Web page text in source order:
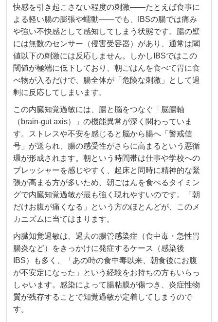
快感を引き起こさない程度の刺激——たとえば食事に
よる軽い腸の膨張や蠕動——でも、IBSの腸では痛み
や強い不快感として感知してしまう状態です。腸の壁
には無数のセンサー（侵害受容器）があり、通常は閾
値以下の刺激には反応しません。しかしIBSではこの
閾値が極端に低下しており、朝ごはんを食べて胃に食
べ物が入るだけで、腸全体が「危険な刺激」として過
剰に反応してしまいます。
この内臓知覚過敏には、腸と脳をつなぐ「脳腸軸
（brain-gut axis）」の機能異常が深く関わっていま
す。ストレスや不安を感じると脳から腸へ「警戒信
号」が送られ、腸の感受性がさらに高まるという悪循
環が形成されます。朝という時間帯は仕事や学校への
プレッシャーを感じやすく、起床と同時に精神的な緊
張が高まる方が多いため、朝ごはんを食べるタイミン
グで内臓知覚過敏が最も強く現れやすいのです。「朝
だけお腹が痛くなる」という方のほとんどが、このメ
カニズムに当てはまります。
内臓知覚過敏は、過去の腸管感染症（食中毒・急性胃
腸炎など）をきっかけに発症するケース（感染後
IBS）も多く、「あの時の食中毒以来、朝食後にお腹
が不安定になった」という経験をお持ちの方もいらっ
しゃいます。感染によって腸粘膜が傷つき、炎症性物
質が残存することで知覚過敏が定着してしまうので
す。